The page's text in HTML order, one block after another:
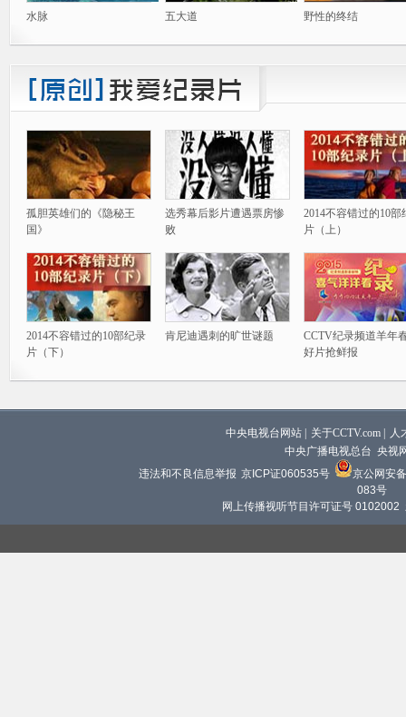
水脉 五大道 野性的终结
孤胆英雄们的《隐秘王
国》
选秀幕后影片遭遇票房惨
败
2014不容错过的10部
片（上）
2014不容错过的10部纪录
片（下）
肯尼迪遇刺的旷世谜题
CCTV纪录频道羊年
好片抢鲜报
中央电视台网站 关于CCTV.com
人
中央广播电视总台 央视
违法和不良信息举报 京ICP证060535号
京公网安
083号
网上传播视听节目许可证号